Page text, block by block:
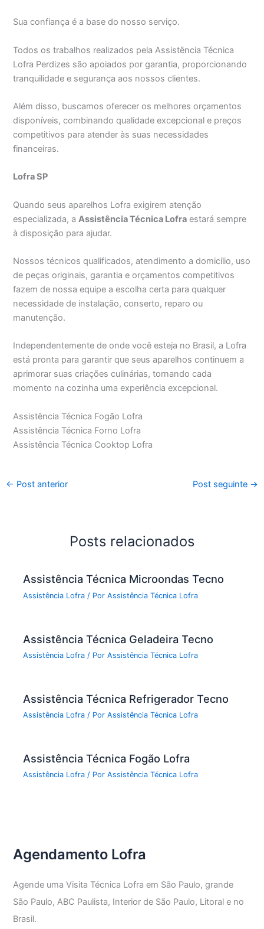
Sua confiança é a base do nosso serviço.
Todos os trabalhos realizados pela Assistência Técnica
Lofra Perdizes são apoiados por garantia, proporcionando
tranquilidade e segurança aos nossos clientes.
Além disso, buscamos oferecer os melhores orçamentos
disponíveis, combinando qualidade excepcional e preços
competitivos para atender às suas necessidades
financeiras.
Lofra SP
Quando seus aparelhos Lofra exigirem atenção
especializada, a Assistência Técnica Lofra estará sempre
à disposição para ajudar.
Nossos técnicos qualificados, atendimento a domicílio, uso
de peças originais, garantia e orçamentos competitivos
fazem de nossa equipe a escolha certa para qualquer
necessidade de instalação, conserto, reparo ou
manutenção.
Independentemente de onde você esteja no Brasil, a Lofra
está pronta para garantir que seus aparelhos continuem a
aprimorar suas criações culinárias, tornando cada
momento na cozinha uma experiência excepcional.
Assistência Técnica Fogão Lofra
Assistência Técnica Forno Lofra
Assistência Técnica Cooktop Lofra
← Post anterior Post seguinte →
Posts relacionados
Assistência Técnica Microondas Tecno
Assistência Lofra / PorAssistência Técnica Lofra
Assistência Técnica Geladeira Tecno
Assistência Lofra / PorAssistência Técnica Lofra
Assistência Técnica Refrigerador Tecno
Assistência Lofra / PorAssistência Técnica Lofra
Assistência Técnica Fogão Lofra
Assistência Lofra / PorAssistência Técnica Lofra
Agendamento Lofra
Agende uma Visita Técnica Lofra em São Paulo, grande
São Paulo, ABC Paulista, Interior de São Paulo, Litoral e no
Brasil.